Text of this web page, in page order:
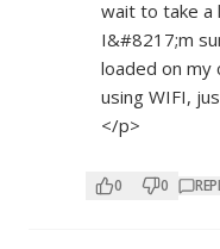
wait to take a
I&#8217;m
loaded on my
using WIFI,
</p>
0 0